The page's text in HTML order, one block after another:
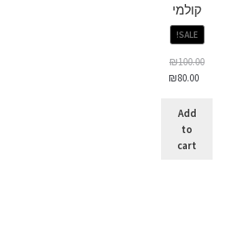
קולמי
SALE!
₪100.00
₪80.00
Add
to
cart